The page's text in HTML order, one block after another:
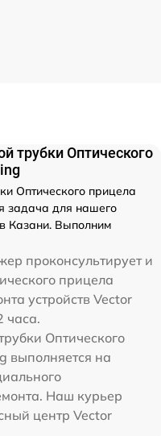
трубки Оптического
Оптического прицела
задача для нашего
Казани. Выполним
проконсультирует и
прицела
устройств Vector
часа.
Оптического
выполняется на
Наш курьер
центр Vector